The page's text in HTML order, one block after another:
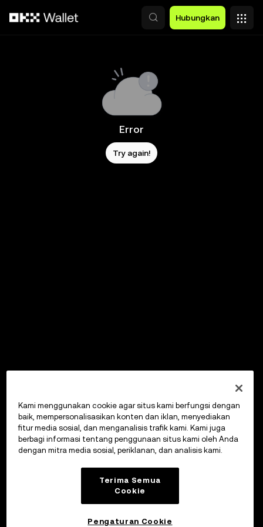
Hubungkan
Error
Try again!
Kami menggunakan cookie agar situs kami berfungsi dengan
baik, mempersonalisasikan konten dan iklan, menyediakan
fitur media sosial, dan menganalisis trafik kami. Kami juga
berbagi informasi tentang penggunaan situs kami oleh Anda
dengan mitra media sosial, periklanan, dan analisis kami.
Terima Semua
Cookie
Pengaturan Cookie